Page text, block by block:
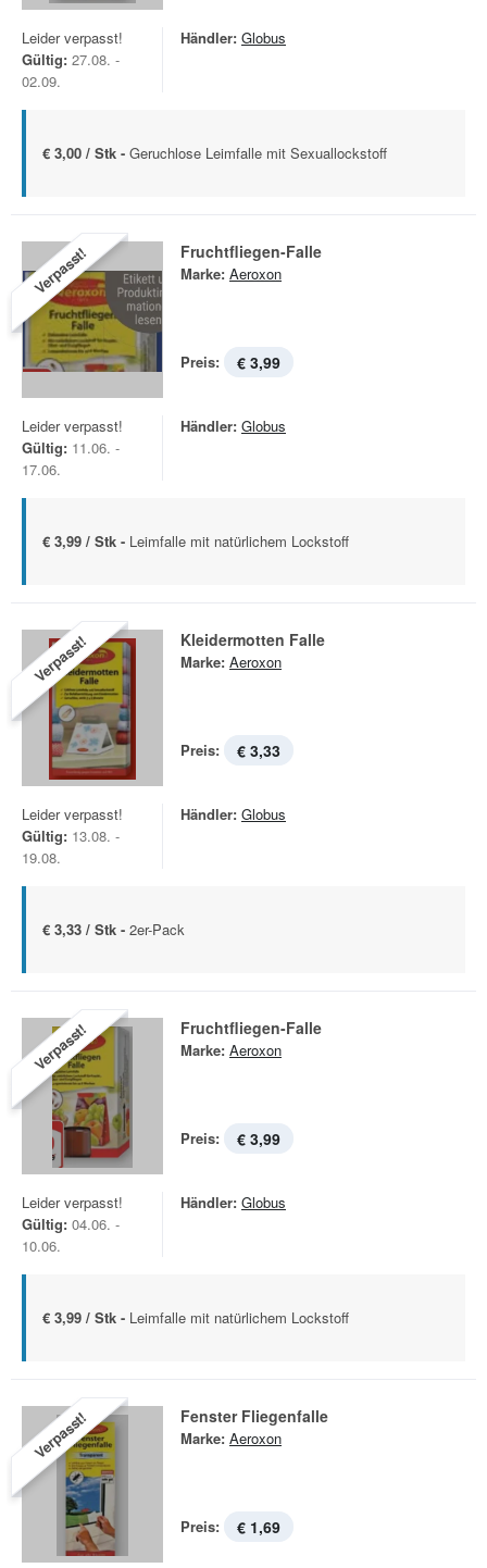
Leider verpasst!
Gültig: 27.08. -
02.09.
Händler: Globus
€ 3,00 / Stk - Geruchlose Leimfalle mit Sexuallockstoff
Verpasst! Fruchtfliegen-Falle
Marke: Aeroxon
Preis: € 3,99
Leider verpasst!
Gültig: 11.06. -
17.06.
Händler: Globus
€ 3,99 / Stk - Leimfalle mit natürlichem Lockstoff
Verpasst! Kleidermotten Falle
Marke: Aeroxon
Preis: € 3,33
Leider verpasst!
Gültig: 13.08. -
19.08.
Händler: Globus
€ 3,33 / Stk - 2er-Pack
Verpasst! Fruchtfliegen-Falle
Marke: Aeroxon
Preis: € 3,99
Leider verpasst!
Gültig: 04.06. -
10.06.
Händler: Globus
€ 3,99 / Stk - Leimfalle mit natürlichem Lockstoff
Verpasst! Fenster Fliegenfalle
Marke: Aeroxon
Preis: € 1,69